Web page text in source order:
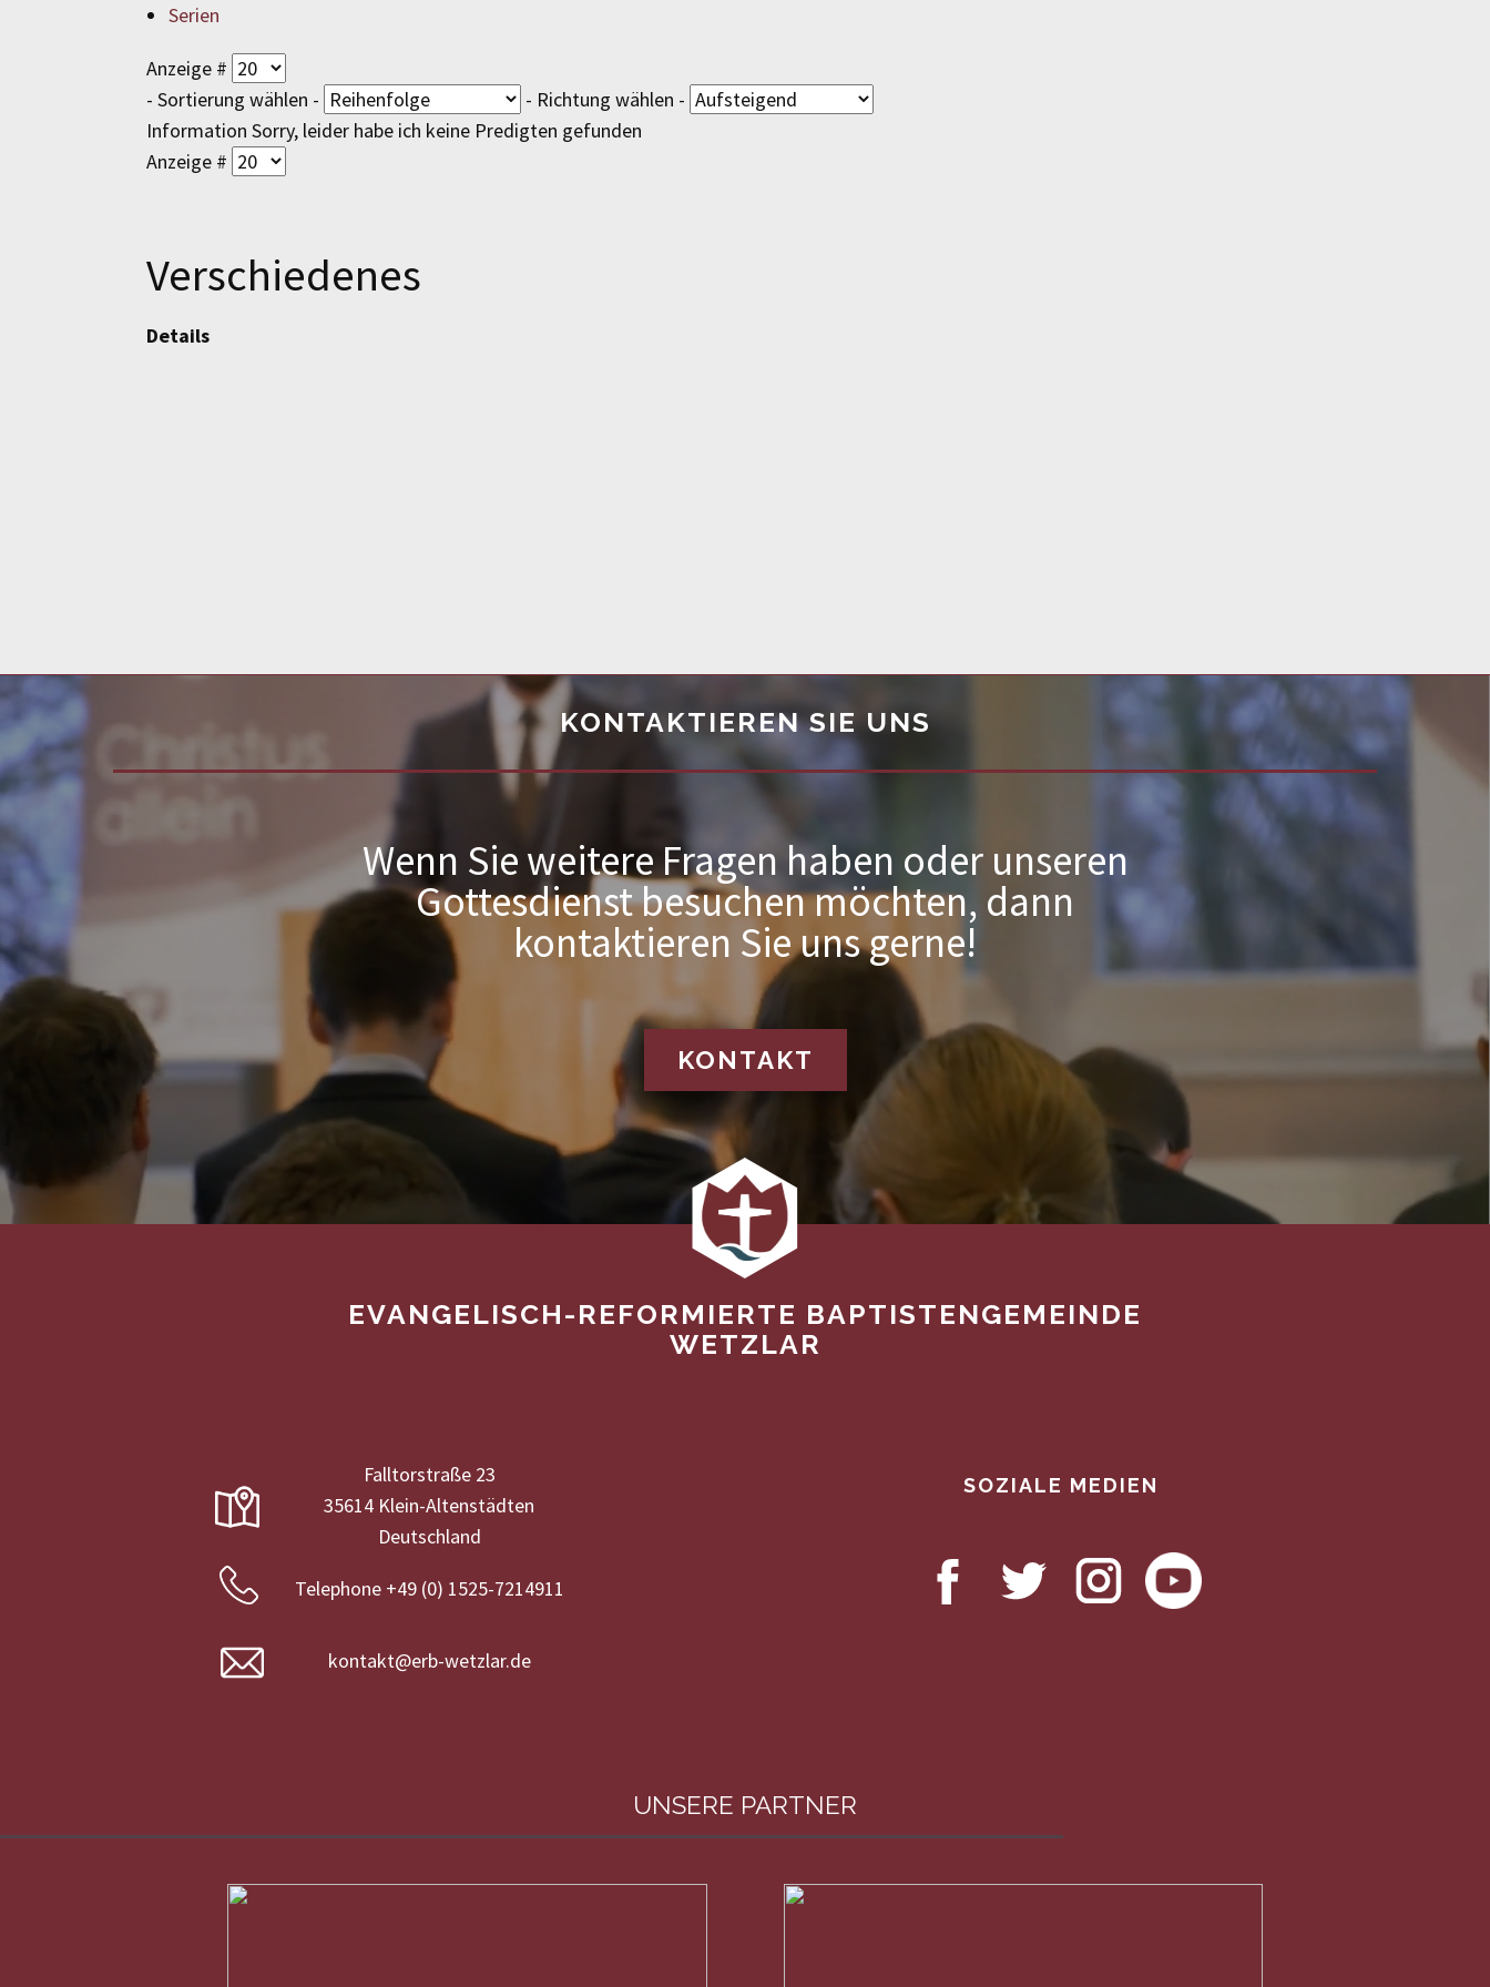
Serien
Anzeige #
- Sortierung wählen -
- Richtung wählen -
Information Sorry, leider habe ich keine Predigten gefunden
Anzeige #
Verschiedenes
Details
KONTAKTIEREN SIE UNS
Wenn Sie weitere Fragen haben oder unseren
Gottesdienst besuchen möchten, dann
kontaktieren Sie uns gerne!
KONTAKT
EVANGELISCH-REFORMIERTE BAPTISTENGEMEINDE
WETZLAR
Falltorstraße 23
35614 Klein-Altenstädten
Deutschland
Telephone +49 (0) 1525-7214911
kontakt@erb-wetzlar.de
SOZIALE MEDIEN
UNSERE PARTNER